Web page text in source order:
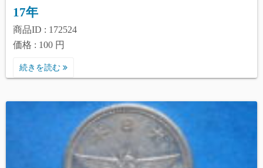
17年
商品ID : 172524
価格 : 100 円
続きを読む